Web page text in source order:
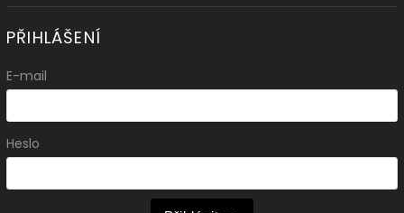
PŘIHLÁŠENÍ
E-mail
Heslo